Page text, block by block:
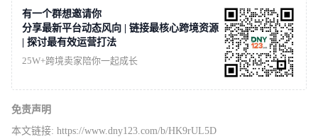
有一个群想邀请你
分享最新平台动态风向 | 链接最核心跨境资源
| 探讨最有效运营打法
25W+跨境卖家陪你一起成长
免责声明
本文链接: https://www.dny123.com/b/HK9rUL5D